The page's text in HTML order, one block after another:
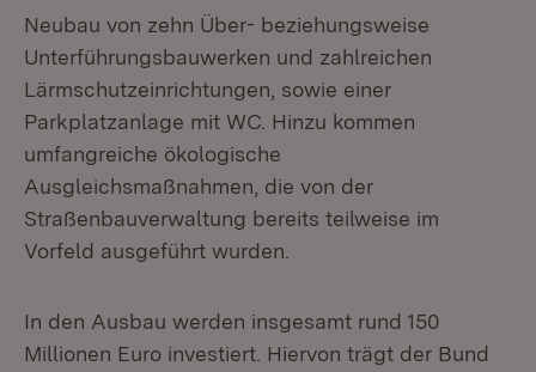
Neubau von zehn Über- beziehungsweise
Unterführungsbauwerken und zahlreichen
Lärmschutzeinrichtungen, sowie einer
Parkplatzanlage mit WC. Hinzu kommen
umfangreiche ökologische
Ausgleichsmaßnahmen, die von der
Straßenbauverwaltung bereits teilweise im
Vorfeld ausgeführt wurden.
In den Ausbau werden insgesamt rund 150
Millionen Euro investiert. Hiervon trägt der Bund